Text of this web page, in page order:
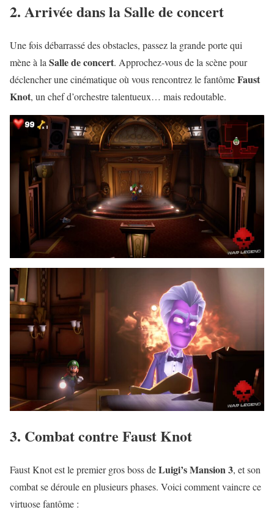
2. Arrivée dans la Salle de concert
Une fois débarrassé des obstacles, passez la grande porte qui
mène à laSalle de concert. Approchez-vous de la scène pour
déclencher une cinématique où vous rencontrez le fantômeFaust
Knot, un chef d’orchestre talentueux… mais redoutable.
3. Combat contre Faust Knot
Faust Knot est le premier gros boss deLuigi’s Mansion 3, et son
combat se déroule en plusieurs phases. Voici comment vaincre ce
virtuose fantôme :